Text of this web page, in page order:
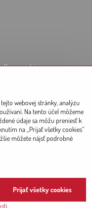
other countries
webovej stránky, analýzu
Na tento účel môžeme
údaje sa môžu preniesť k
na „Prijať všetky cookies“
môžete nájsť podrobné
Prijať všetky cookies